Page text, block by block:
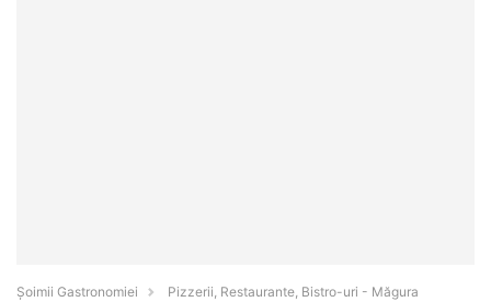
Șoimii Gastronomiei
Pizzerii, Restaurante, Bistro-uri - Măgura